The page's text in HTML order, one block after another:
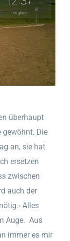
überhaupt
gewöhnt. Die
an, sie hat
ersetzen
zwischen
auch der
Alles
Auge. Aus
immer es mir